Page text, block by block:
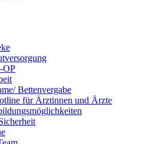
OP
Bettenvergabe
für Ärztinnen und Ärzte